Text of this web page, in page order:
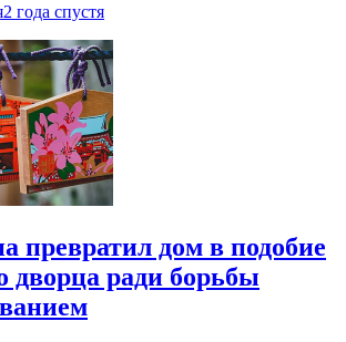
2 года спустя
превратил дом в подобие
дворца ради борьбы